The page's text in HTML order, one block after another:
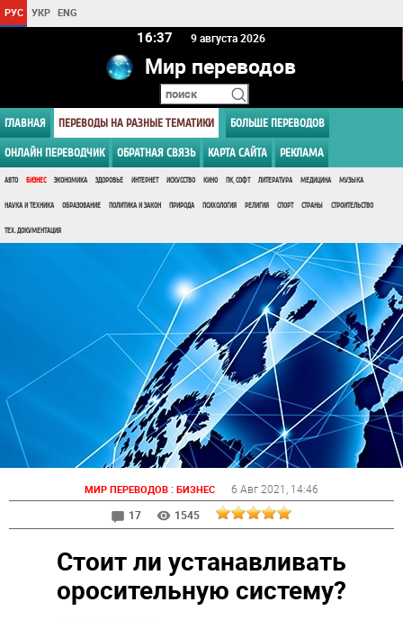
РУС УКР ENG
16 37 9 августа 2026
Мир переводов
ГЛАВНАЯ ПЕРЕВОДЫ НА РАЗНЫЕ ТЕМАТИКИ БОЛЬШЕ ПЕРЕВОДОВ
ОНЛАЙН ПЕРЕВОДЧИК ОБРАТНАЯ СВЯЗЬ КАРТА САЙТА РЕКЛАМА
АВТО БИЗНЕС ЭКОНОМИКА ЗДОРОВЬЕ ИНТЕРНЕТ ИСКУССТВО КИНО ПК, СОФТ ЛИТЕРАТУРА МЕДИЦИНА МУЗЫКА
НАУКА И ТЕХНИКА ОБРАЗОВАНИЕ ПОЛИТИКА И ЗАКОН ПРИРОДА ПСИХОЛОГИЯ РЕЛИГИЯ СПОРТ СТРАНЫ СТРОИТЕЛЬСТВО
ТЕХ. ДОКУМЕНТАЦИЯ
МИР ПЕРЕВОДОВ : БИЗНЕС 6 Авг 2021 , 14:46
17
1545
Стоит ли устанавливать
оросительную систему?